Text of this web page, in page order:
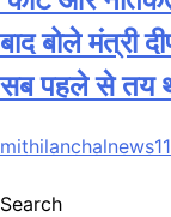
बाद बोले मंत्री
सब पहले से तय
mithilanchalnews
Search